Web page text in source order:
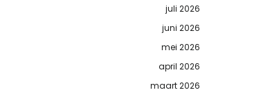
juli 2026
juni 2026
mei 2026
april 2026
maart 2026